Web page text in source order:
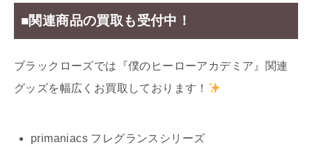
■関連商品の買取も受付中！
ブラックローズでは『僕のヒーローアカデミア』関連
グッズを幅広くお買取しております！
primaniacs フレグランスシリーズ